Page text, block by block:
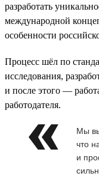
разработать
международной
особенности
Процесс шёл по
исследования,
и после этого —
работодателя.
Мы
что
и